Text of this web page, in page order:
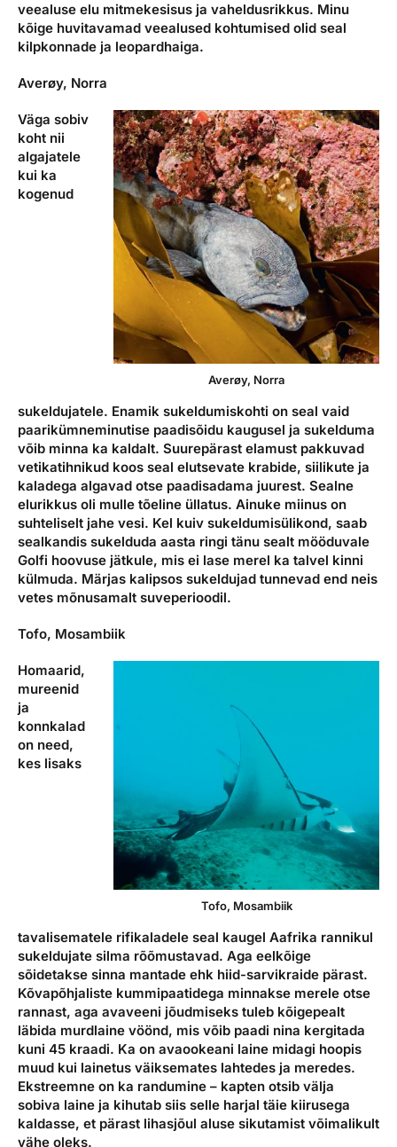
veealuse elu mitmekesisus ja vaheldusrikkus. Minu
kõige huvitavamad veealused kohtumised olid seal
kilpkonnade ja leopardhaiga.
Averøy, Norra
Averøy, Norra
Väga sobiv
koht nii
algajatele
kui ka
kogenud
sukeldujatele. Enamik sukeldumiskohti on seal vaid
paarikümneminutise paadisõidu kaugusel ja sukelduma
võib minna ka kaldalt. Suurepärast elamust pakkuvad
vetikatihnikud koos seal elutsevate krabide, siilikute ja
kaladega algavad otse paadisadama juurest. Sealne
elurikkus oli mulle tõeline üllatus. Ainuke miinus on
suhteliselt jahe vesi. Kel kuiv sukeldumisülikond, saab
sealkandis sukelduda aasta ringi tänu sealt mööduvale
Golfi hoovuse jätkule, mis ei lase merel ka talvel kinni
külmuda. Märjas kalipsos sukeldujad tunnevad end neis
vetes mõnusamalt suveperioodil.
Tofo, Mosambiik
Tofo, Mosambiik
Homaarid,
mureenid
ja
konnkalad
on need,
kes lisaks
tavalisematele rifikaladele seal kaugel Aafrika rannikul
sukeldujate silma rõõmustavad. Aga eelkõige
sõidetakse sinna mantade ehk hiid-sarvikraide pärast.
Kõvapõhjaliste kummipaatidega minnakse merele otse
rannast, aga avaveeni jõudmiseks tuleb kõigepealt
läbida murdlaine vöönd, mis võib paadi nina kergitada
kuni 45 kraadi. Ka on avaookeani laine midagi hoopis
muud kui lainetus väiksemates lahtedes ja meredes.
Ekstreemne on ka randumine – kapten otsib välja
sobiva laine ja kihutab siis selle harjal täie kiirusega
kaldasse, et pärast lihasjõul aluse sikutamist võimalikult
vähe oleks.